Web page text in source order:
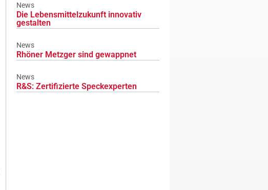
News
Die Lebensmittelzukunft innovativ
gestalten
News
Rhöner Metzger sind gewappnet
News
R&S: Zertifizierte Speckexperten